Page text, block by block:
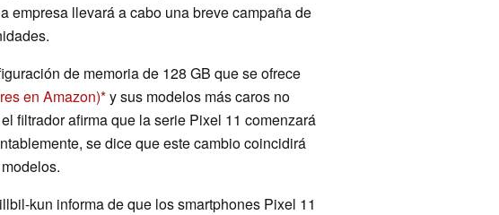
empresa llevará a cabo una breve campaña de
de memoria de 128 GB que se ofrece
en Amazon) y sus modelos más caros no
filtrador afirma que la serie Pixel 11 comenzará
se dice que este cambio coincidirá
kun informa de que los smartphones Pixel 11